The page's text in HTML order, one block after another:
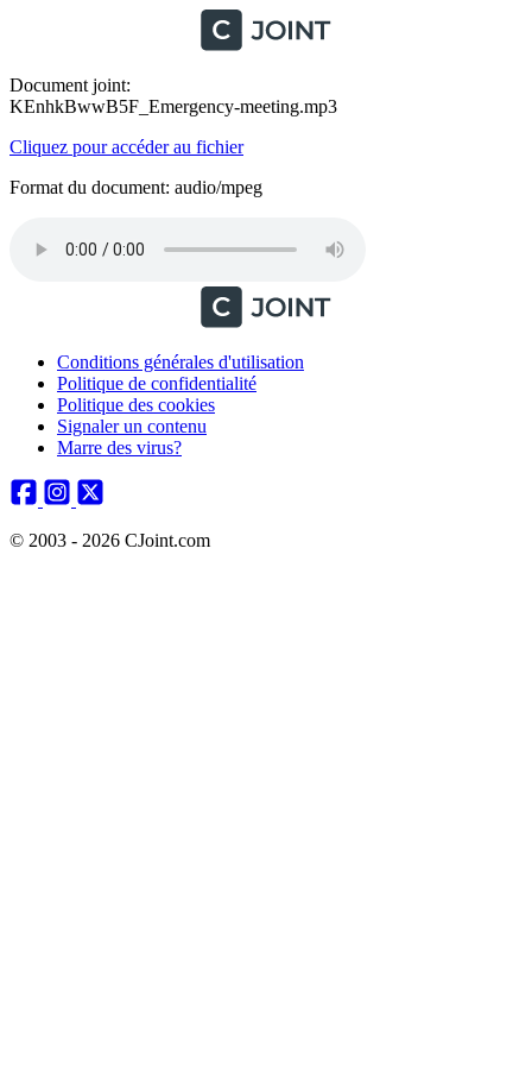
Document joint:
KEnhkBwwB5F_Emergency-meeting.mp3
Cliquez pour accéder au fichier
Format du document: audio/mpeg
Conditions générales d'utilisation
Politique de confidentialité
Politique des cookies
Signaler un contenu
Marre des virus?
© 2003 - 2026 CJoint.com